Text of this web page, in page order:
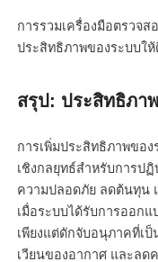
การรวมเครื่องมือตรวจส
ประสิทธิภาพของระบบใ
สรุป: ประสิทธิภา
การเพิ่มประสิทธิภาพขอ
เชิงกลยุทธ์สำหรับการป
ความปลอดภัย ลดต้นทุน
เมื่อระบบได้รับการออกแ
เพียงแต่ดักจับอนุภาคที่เ
เวียนของอากาศ และลด